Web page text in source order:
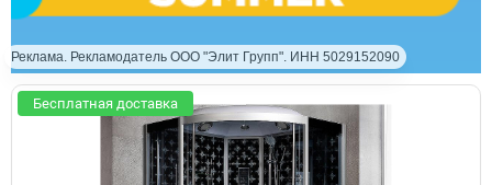
Реклама. Рекламодатель ООО "Элит Групп". ИНН 5029152090
Бесплатная доставка